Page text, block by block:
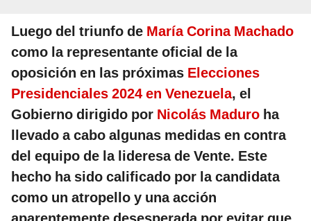
Luego del triunfo de María Corina Machado
como la representante oficial de la
oposición en las próximas Elecciones
Presidenciales 2024 en Venezuela, el
Gobierno dirigido por Nicolás Maduro ha
llevado a cabo algunas medidas en contra
del equipo de la lideresa de Vente. Este
hecho ha sido calificado por la candidata
como un atropello y una acción